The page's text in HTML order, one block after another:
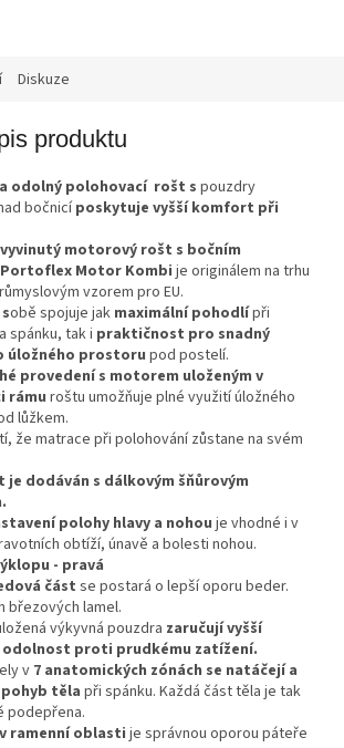
Diskuze
produktu
odolný polohovací rošt s pouzdry
bočnicíposkytuje vyšší komfort při
motorový rošt s bočním
Motor Kombi je originálem na trhu
vzorem pro EU.
obě spojuje jak maximální pohodlípři
spánku, tak i praktičnost pro snadný
úložného prostoru pod postelí.
provedení s motorem uloženým v
rámu roštu umožňuje plné využití úložného
lůžkem.
že matrace při polohování zůstane na svém
je dodáván s dálkovým šňůrovým
polohy hlavy a nohou je vhodné i v
obtíží, únavě a bolesti nohou.
- pravá
část se postará o lepší oporu beder.
březových lamel.
výkyvná pouzdra zaručují vyšší
odolnost proti prudkému zatížení.
v7 anatomických zónách se natáčejí a
tělapři spánku. Každá část těla je tak
podepřena.
ramenní oblasti je správnou oporou páteře